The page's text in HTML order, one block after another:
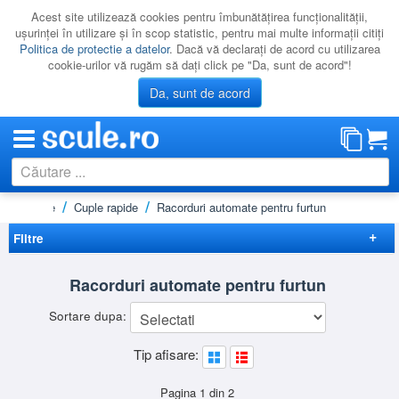
Acest site utilizează cookies pentru îmbunătăţirea funcţionalităţii,
uşurinţei în utilizare şi în scop statistic, pentru mai multe informaţii citiţi
Politica de protectie a datelor. Dacă vă declaraţi de acord cu utilizarea
cookie-urilor vă rugăm să daţi click pe "Da, sunt de acord"!
Da, sunt de acord
CATEGORII
PROMOTII
RESIGILATE
LICHIDARE
Cuple rapide
Racorduri automate pentru furtun
Filtre
Elimina filtrele
Disponibilitate
Racorduri automate pentru furtun
Sortare dupa:
Tip afisare:
Pagina 1 din 2